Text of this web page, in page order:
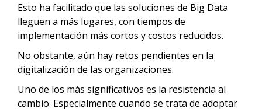
Esto ha facilitado que las soluciones de Big Data
lleguen a más lugares, con tiempos de
implementación más cortos y costos reducidos.
No obstante, aún hay retos pendientes en la
digitalización de las organizaciones.
Uno de los más significativos es la resistencia al
cambio. Especialmente cuando se trata de adoptar